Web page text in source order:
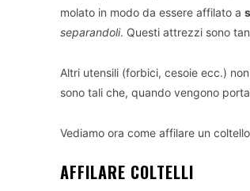
molato in modo da essere affilato a
separandoli. Questi attrezzi sono
Altri utensili (forbici, cesoie ecc.)
sono tali che, quando vengono
Vediamo ora come affilare un
AFFILARE COLTELLI